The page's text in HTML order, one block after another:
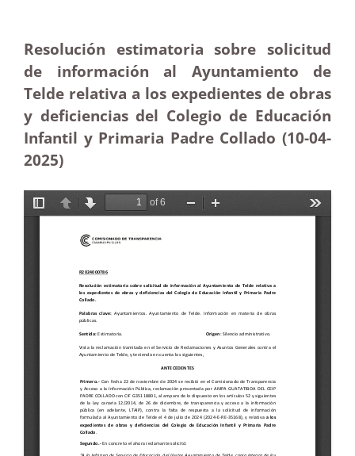
Resolución estimatoria sobre solicitud
de información al Ayuntamiento de
Telde relativa a los expedientes de obras
y deficiencias del Colegio de Educación
Infantil y Primaria Padre Collado (10-04-
2025)